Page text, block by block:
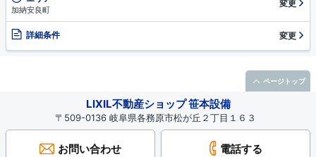
加納安良町
変更
詳細条件 変更
LIXIL不動産ショップ 笹本設備
〒509-0136 岐阜県各務原市松が丘２丁目１６３
お問い合わせ 電話する
ページトップ